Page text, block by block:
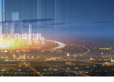
防爆灯具